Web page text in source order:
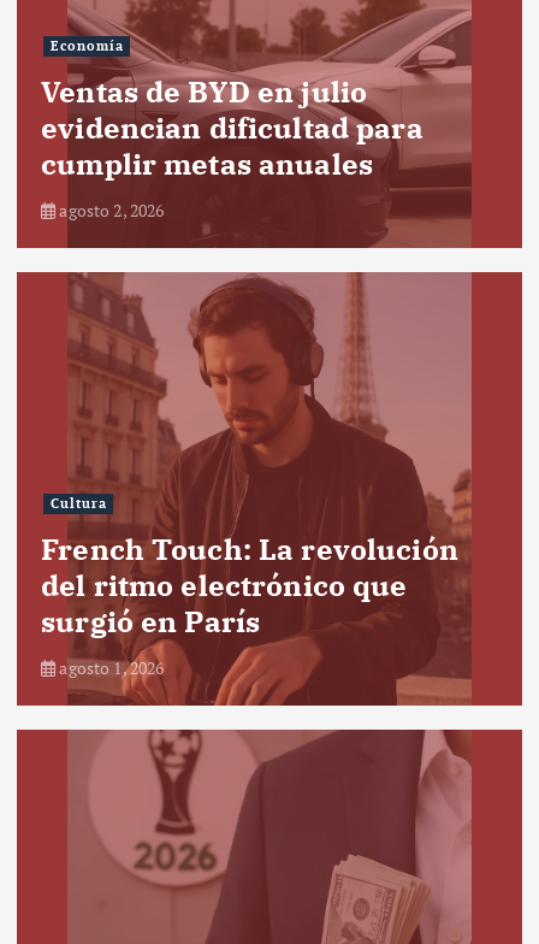
Economía
Ventas de BYD en julio
evidencian dificultad para
cumplir metas anuales
agosto 2, 2026
Cultura
French Touch: La revolución
del ritmo electrónico que
surgió en París
agosto 1, 2026